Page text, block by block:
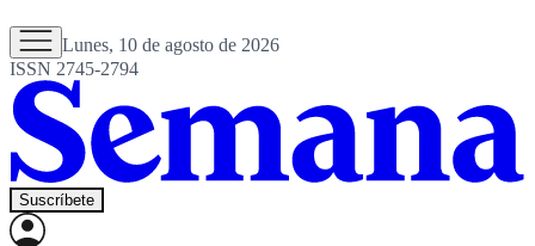
Lunes, 10 de agosto de 2026
ISSN 2745-2794
Suscríbete